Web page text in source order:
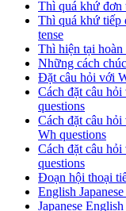
Thì quá khứ đơn
Thì quá khứ tiếp
tense
Thì hiện tại hoàn
Những cách
Đặt câu hỏi với
Cách đặt câu
questions
Cách đặt câu
Wh questions
Cách đặt câu
questions
Đoạn hội thoại
English
Japanese